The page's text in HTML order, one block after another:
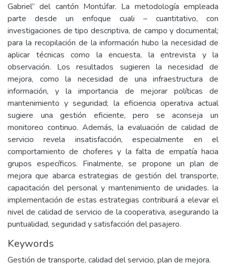
Gabriel” del cantón Montúfar. La metodología empleada
parte desde un enfoque cuali – cuantitativo, con
investigaciones de tipo descriptiva, de campo y documental;
para la recopilación de la información hubo la necesidad de
aplicar técnicas como la encuesta, la entrevista y la
observación. Los resultados sugieren la necesidad de
mejora, como la necesidad de una infraestructura de
información, y la importancia de mejorar políticas de
mantenimiento y seguridad; la eficiencia operativa actual
sugiere una gestión eficiente, pero se aconseja un
monitoreo continuo. Además, la evaluación de calidad de
servicio revela insatisfacción, especialmente en el
comportamiento de choferes y la falta de empatía hacia
grupos específicos. Finalmente, se propone un plan de
mejora que abarca estrategias de gestión del transporte,
capacitación del personal y mantenimiento de unidades. la
implementación de estas estrategias contribuirá a elevar el
nivel de calidad de servicio de la cooperativa, asegurando la
puntualidad, seguridad y satisfacción del pasajero.
Keywords
Gestión de transporte, calidad del servicio, plan de mejora.